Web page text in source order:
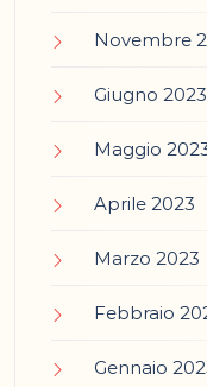
Novembre
Giugno 2023
Maggio
Aprile 2023
Marzo 2023
Febbraio
Gennaio